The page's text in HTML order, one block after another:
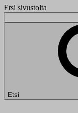
Etsi sivustolta
Etsi